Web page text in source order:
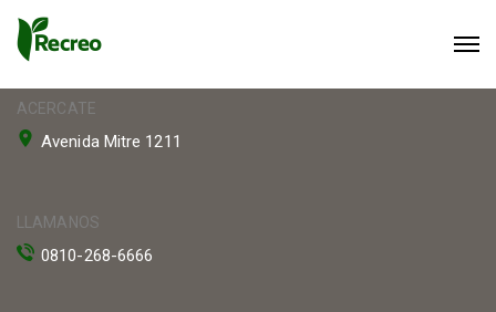
ACERCATE
Avenida Mitre 1211
LLAMANOS
0810-268-6666